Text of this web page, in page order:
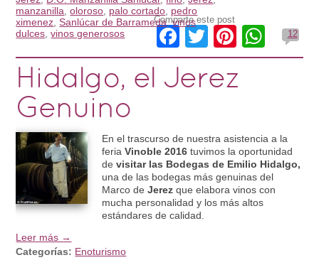
manzanilla ,oloroso palo cortado pedro
ximenez ,Sanlúcar de Barrameda,vinos
dulces ,vinos generosos
Comparte este post
Facebook
Twitter 12
Hidalgo, el Jerez
Genuino
En el trascurso de nuestra asistencia a la
feriaVinoble 2016 tuvimos la oportunidad
devisitar las Bodegas de Emilio Hidalgo,
una de las bodegas más genuinas del
Marco deJerez que elabora vinos con
mucha personalidad y los más altos
estándares de calidad.
Leer más →
Categorías: Enoturismo